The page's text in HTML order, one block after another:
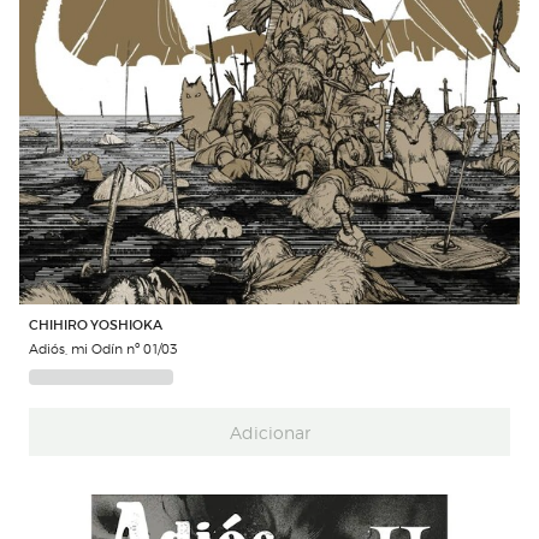
CHIHIRO YOSHIOKA
Adiós, mi Odín nº 01/03
Adicionar